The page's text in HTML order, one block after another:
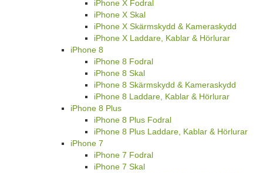
iPhone X Fodral
iPhone X Skal
iPhone X Skärmskydd & Kameraskydd
iPhone X Laddare, Kablar & Hörlurar
iPhone 8
iPhone 8 Fodral
iPhone 8 Skal
iPhone 8 Skärmskydd & Kameraskydd
iPhone 8 Laddare, Kablar & Hörlurar
iPhone 8 Plus
iPhone 8 Plus Fodral
iPhone 8 Plus Laddare, Kablar & Hörlurar
iPhone 7
iPhone 7 Fodral
iPhone 7 Skal